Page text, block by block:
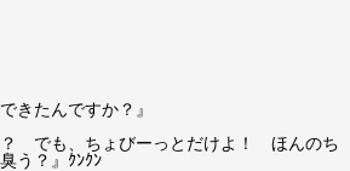
たんですか？』
でも、ちょびーっとだけよ！ ほんのち
う？』ｸﾝｸﾝ